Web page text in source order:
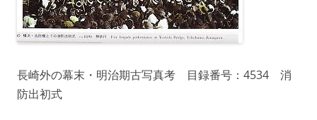
長崎外の幕末・明治期古写真考 目録番号：4534 消
防出初式